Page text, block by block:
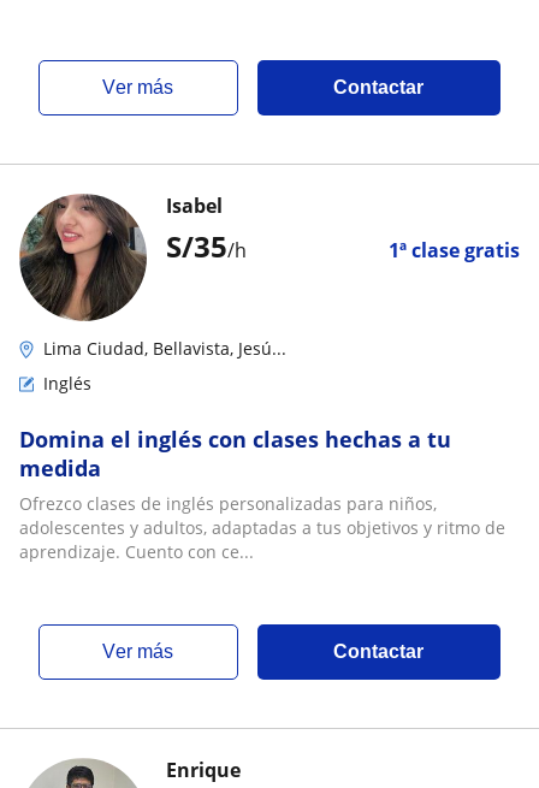
ver más Contactar
S/35/h 1ª clase gratis
Isabel
Lima Ciudad, Bellavista, Jesú...
Inglés
Domina el inglés con clases hechas a tu
medida
Ofrezco clases de inglés personalizadas para niños,
adolescentes y adultos, adaptadas a tus objetivos y ritmo de
aprendizaje. Cuento con ce...
ver más Contactar
Enrique